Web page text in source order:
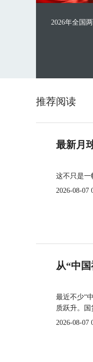
2026年全国
推荐阅读
最新月
这不只是一
2026-08-07
从“中
最近不少“
质跃升。国
2026-08-07